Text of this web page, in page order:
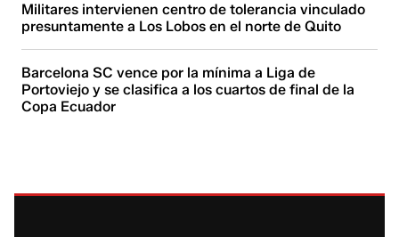
Militares intervienen centro de tolerancia vinculado
presuntamente a Los Lobos en el norte de Quito
Barcelona SC vence por la mínima a Liga de
Portoviejo y se clasifica a los cuartos de final de la
Copa Ecuador